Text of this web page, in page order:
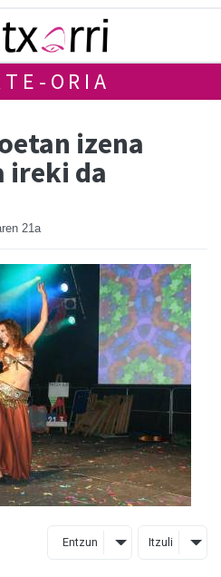
ORIA
izena
ireki da
21a
Entzun Itzuli